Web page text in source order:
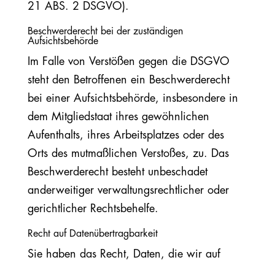
21 ABS. 2 DSGVO).
Beschwerderecht bei der zuständigen
Aufsichtsbehörde
Im Falle von Verstößen gegen die DSGVO
steht den Betroffenen ein Beschwerderecht
bei einer Aufsichtsbehörde, insbesondere in
dem Mitgliedstaat ihres gewöhnlichen
Aufenthalts, ihres Arbeitsplatzes oder des
Orts des mutmaßlichen Verstoßes, zu. Das
Beschwerderecht besteht unbeschadet
anderweitiger verwaltungsrechtlicher oder
gerichtlicher Rechtsbehelfe.
Recht auf Datenübertragbarkeit
Sie haben das Recht, Daten, die wir auf